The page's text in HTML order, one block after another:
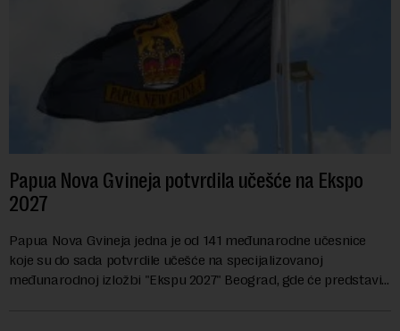
Papua Nova Gvineja potvrdila učešće na Ekspo
2027
Papua Nova Gvineja jedna je od 141 međunarodne učesnice
koje su do sada potvrdile učešće na specijalizovanoj
međunarodnoj izložbi "Ekspu 2027" Beograd, gde će predstaviti